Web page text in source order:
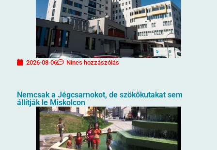
2026-08-06 Nincs hozzászólás
Nemcsak a Jégcsarnokot, de szökőkutakat sem
állítják le Miskolcon